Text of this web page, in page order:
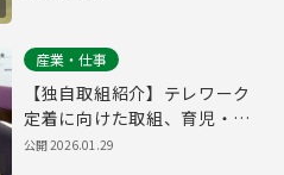
産業・仕事
【独自取組紹介】テレワーク
定着に向けた取組、育児・介
護との両立のためのテレワー
公開2026.01.29